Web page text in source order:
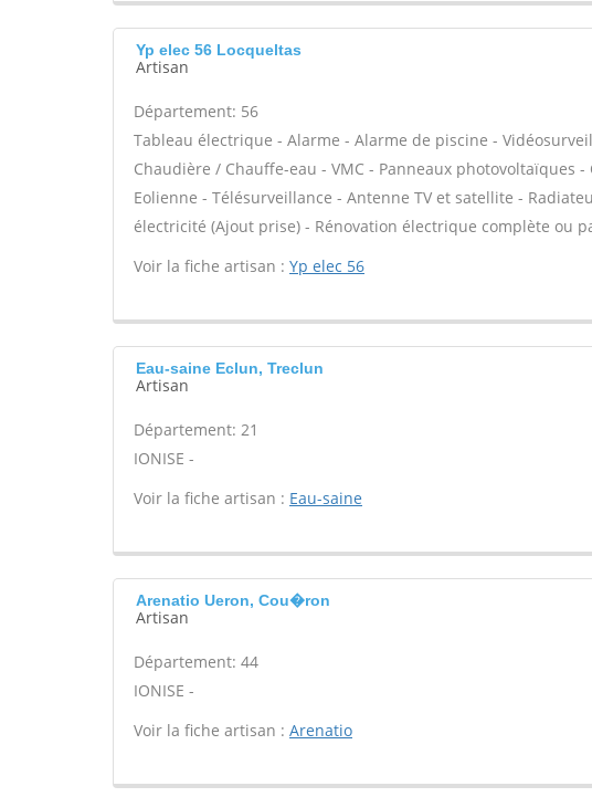
Yp elec 56 Locqueltas
Artisan
Département: 56
Tableau électrique - Alarme - Alarme de piscine -
Chaudière / Chauffe-eau - VMC - Panneaux photovoltaïques
Eolienne - Télésurveillance - Antenne TV et satellite -
électricité (Ajout prise) - Rénovation électrique complète ou
Voir la fiche artisan : Yp elec 56
Eau-saine Eclun, Treclun
Artisan
Département: 21
IONISE -
Voir la fiche artisan : Eau-saine
Arenatio Ueron, Cou�ron
Artisan
Département: 44
IONISE -
Voir la fiche artisan : Arenatio